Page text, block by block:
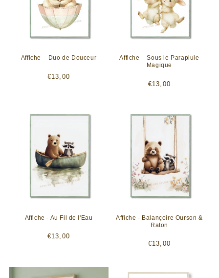
Affiche – Duo de Douceur
Prix
€13,00
Affiche – Sous le Parapluie
Magique
Prix
€13,00
Affiche - Au Fil de l'Eau
Prix
€13,00
Affiche - Balançoire Ourson &
Raton
Prix
€13,00